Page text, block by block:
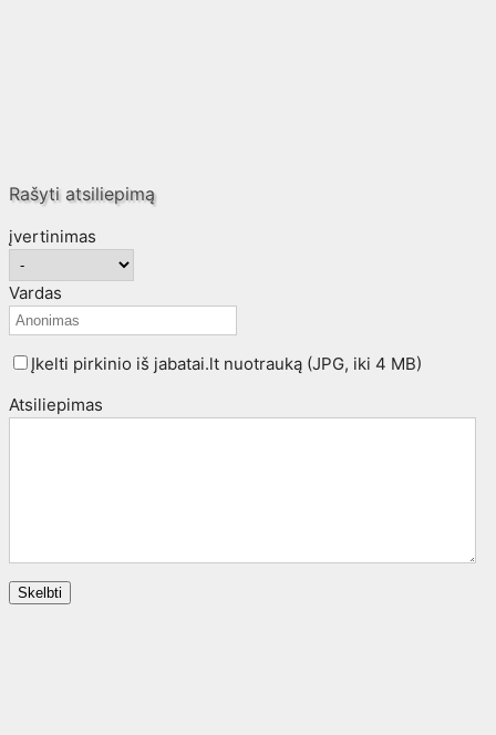
Rašyti atsiliepimą
įvertinimas
Vardas
Įkelti pirkinio iš jabatai.lt nuotrauką (JPG, iki 4 MB)
Atsiliepimas